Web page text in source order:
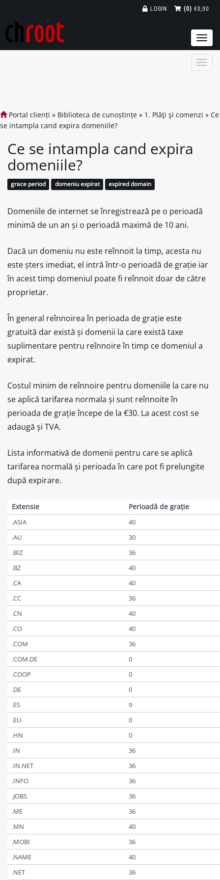
(0) €0,00
LOGIN
Portal clienți » Biblioteca de cunoștințe » 1. Plăţi şi comenzi » Ce
se intampla cand expira domeniile?
Ce se intampla cand expira
domeniile?
grace period domeniu expirat expired domain
Domeniile de internet se înregistrează pe o perioadă
minimă de un an și o perioadă maximă de 10 ani.
Dacă un domeniu nu este reînnoit la timp, acesta nu
este șters imediat, el intră într-o perioadă de grație iar
în acest timp domeniul poate fi reînnoit doar de către
proprietar.
În general reînnoirea în perioada de grație este
gratuită dar există și domenii la care există taxe
suplimentare pentru reînnoire în timp ce domeniul a
expirat.
Costul minim de reînnoire pentru domeniile la care nu
se aplică tarifarea normala și sunt reînnoite în
perioada de grație începe de la €30. La acest cost se
adaugă și TVA.
Lista informativă de domenii pentru care se aplică
tarifarea normală și perioada în care pot fi prelungite
după expirare.
Extensie Perioadă de grație
.ASIA
40
.AU
30
.BIZ
36
.BZ
40
.CA
40
.CC
36
.CN
40
.CO
40
.COM
36
.COM.DE
0
.COOP
0
.DE
0
.ES
9
.EU
0
.HN
0
.IN
36
.IN.NET
36
.INFO
36
.JOBS
36
.ME
36
.MN
40
.MOBI
36
.NAME
40
.NET
36